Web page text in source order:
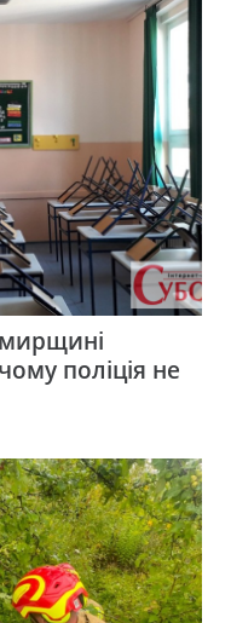
поліція не